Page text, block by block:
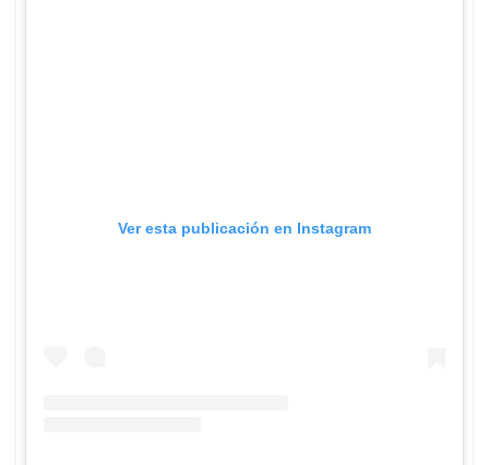
Ver esta publicación en Instagram